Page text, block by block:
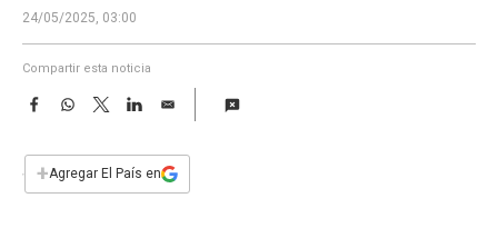
24/05/2025, 03:00
Compartir esta noticia
F
e
b
W
s
T
w
t
L
E
i
l
+Agregar El País en